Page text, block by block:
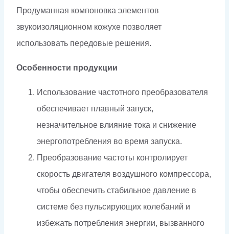
Продуманная компоновка элементов
звукоизоляционном кожухе позволяет
использовать передовые решения.
Особенности продукции
Использование частотного преобразователя
обеспечивает плавный запуск,
незначительное влияние тока и снижение
энергопотребления во время запуска.
Преобразование частоты контролирует
скорость двигателя воздушного компрессора,
чтобы обеспечить стабильное давление в
системе без пульсирующих колебаний и
избежать потребления энергии, вызванного